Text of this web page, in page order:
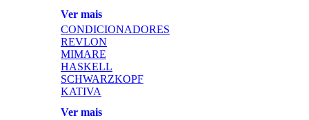
Ver mais
CONDICIONADORES
REVLON
MIMARE
HASKELL
SCHWARZKOPF
KATIVA
Ver mais